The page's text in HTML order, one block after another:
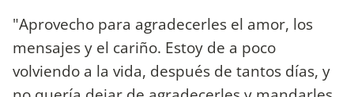
"Aprovecho para agradecerles el amor, los
mensajes y el cariño. Estoy de a poco
volviendo a la vida, después de tantos días, y